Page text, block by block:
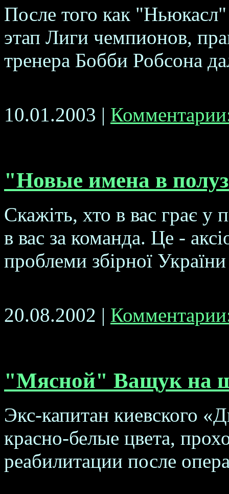
После того как
этап Лиги чемпионов,
тренера Бобби Робсона
10.01.2003 |
"Новые имена в
Скажіть, хто в вас грає у
в вас за команда. Це -
проблеми збірної
20.08.2002 |
"Мясной" Ващук на
Экс-капитан киевского
красно-белые цвета,
реабилитации после